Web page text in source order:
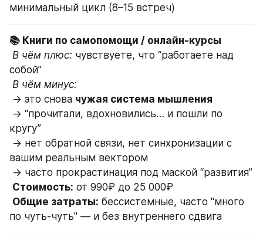
минимальный цикл (8–15 встреч)
📚 Книги по самопомощи / онлайн-курсы
В чём плюс: чувствуете, что “работаете над
собой”
В чём минус:
→ это снова чужая система мышления
кругу”
вашим реальным вектором
→ часто прокрастинация под маской “развития”
Стоимость: от 990₽ до 25 000₽
Общие затраты: бессистемные, часто "много
по чуть-чуть" — и без внутреннего сдвига